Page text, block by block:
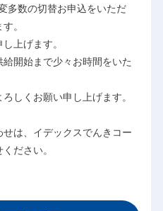
多数の切替お申込をいただ
。
上げます。
開始まで少々お時間をいた
しくお願い申し上げます。
は、イデックスでんきコー
ださい。